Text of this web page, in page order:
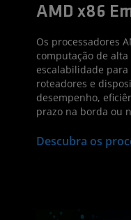
AMD x86
Os processadores
computação de
escalabilidade
roteadores e
desempenho,
prazo na borda ou
Descubra os